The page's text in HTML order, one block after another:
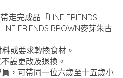
走完成品「LINE FRIENDS
FRIENDS BROWN麥芽朱古
或要求轉換食材。
設更改及退換。
，可帶同一位六歲至十五歲小